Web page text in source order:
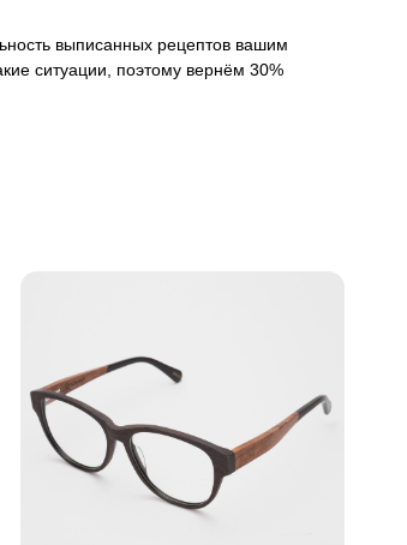
выписанных рецептов вашим
ситуации, поэтому вернём 30%